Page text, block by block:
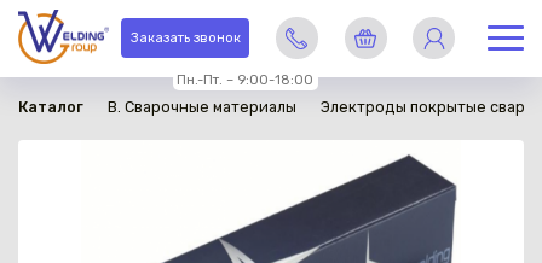
Заказать звонок
Пн.-Пт. – 9:00-18:00
Каталог B. Сварочные материалы Электроды покрытые
в наличии